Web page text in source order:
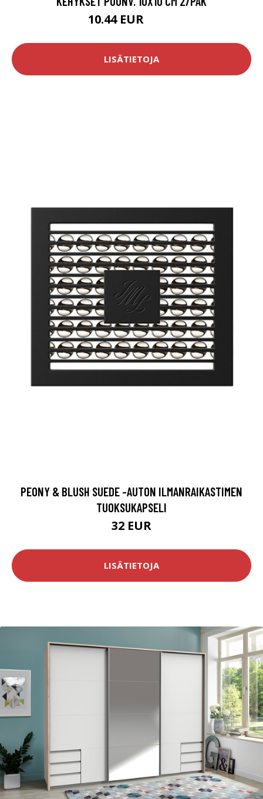
10.44 EUR
LISÄTIETOJA
PEONY & BLUSH SUEDE -AUTON ILMANRAIKASTIMEN
TUOKSUKAPSELI
32 EUR
LISÄTIETOJA